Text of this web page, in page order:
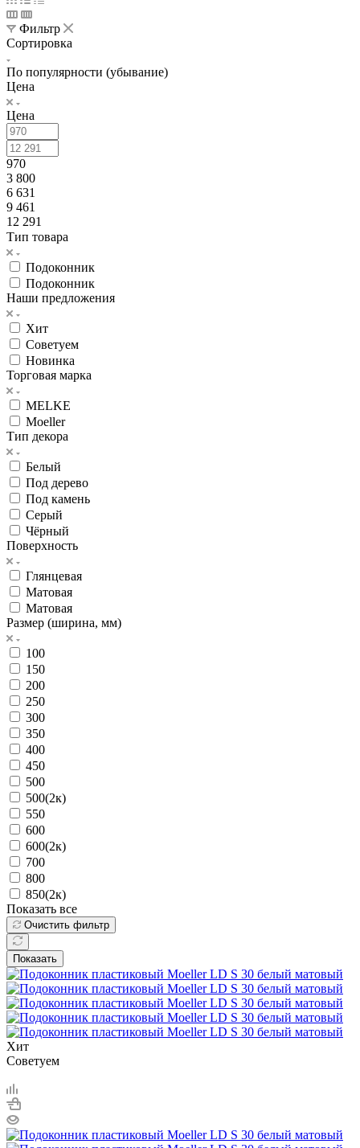
Фильтр
Сортировка
По популярности (убывание)
Цена
Цена
970
3 800
6 631
9 461
12 291
Тип товара
Подоконник
Подоконник
Наши предложения
Хит
Советуем
Новинка
Торговая марка
MELKE
Moeller
Тип декора
Белый
Под дерево
Под камень
Серый
Чёрный
Поверхность
Глянцевая
Матовая
Матовая
Размер (ширина, мм)
100
150
200
250
300
350
400
450
500
500(2к)
550
600
600(2к)
700
800
850(2к)
Показать все
Очистить фильтр
Показать
Хит
Советуем